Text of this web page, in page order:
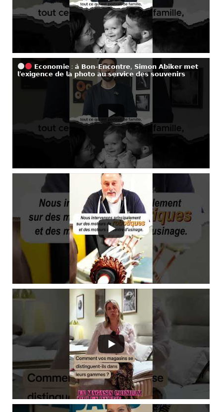
𝗘𝗰𝗼𝗻𝗼𝗺𝗶𝗲 : 𝗮̀ 𝗕𝗼𝗻-𝗘𝗻𝗰𝗼𝗻𝘁𝗿𝗲, 𝗦𝗶𝗺𝗼𝗻 𝗔𝗯𝗶𝗸𝗲𝗿 𝗺𝗲𝘁
𝗹’𝗲𝘅𝗶𝗴𝗲𝗻𝗰𝗲 𝗱𝗲 𝗹𝗮 𝗽𝗵𝗼𝘁𝗼 𝗮𝘂 𝘀𝗲𝗿𝘃𝗶𝗰𝗲 𝗱𝗲𝘀 𝘀𝗼𝘂𝘃𝗲𝗻𝗶𝗿𝘀